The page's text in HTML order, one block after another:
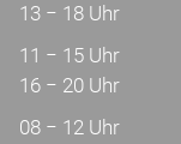
13 − 18 Uhr
11 − 15 Uhr
16 − 20 Uhr
08 − 12 Uhr